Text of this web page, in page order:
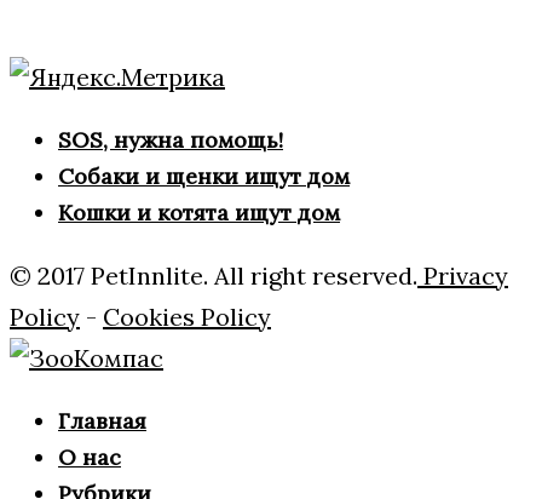
SOS, нужна помощь!
Собаки и щенки ищут дом
Кошки и котята ищут дом
© 2017 PetInnlite. All right reserved. Privacy
Policy - Cookies Policy
Главная
О нас
Рубрики